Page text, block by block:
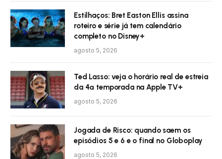
Estilhaços: Bret Easton Ellis assina
roteiro e série já tem calendário
completo no Disney+
agosto 5, 2026
Ted Lasso: veja o horário real de estreia
da 4ª temporada na Apple TV+
agosto 5, 2026
Jogada de Risco: quando saem os
episódios 5 e 6 e o final no Globoplay
agosto 5, 2026